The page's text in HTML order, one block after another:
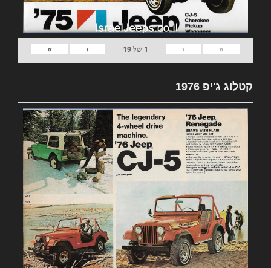
«
‹
1 של19
›
»
קטלוג ג'יפ 1976